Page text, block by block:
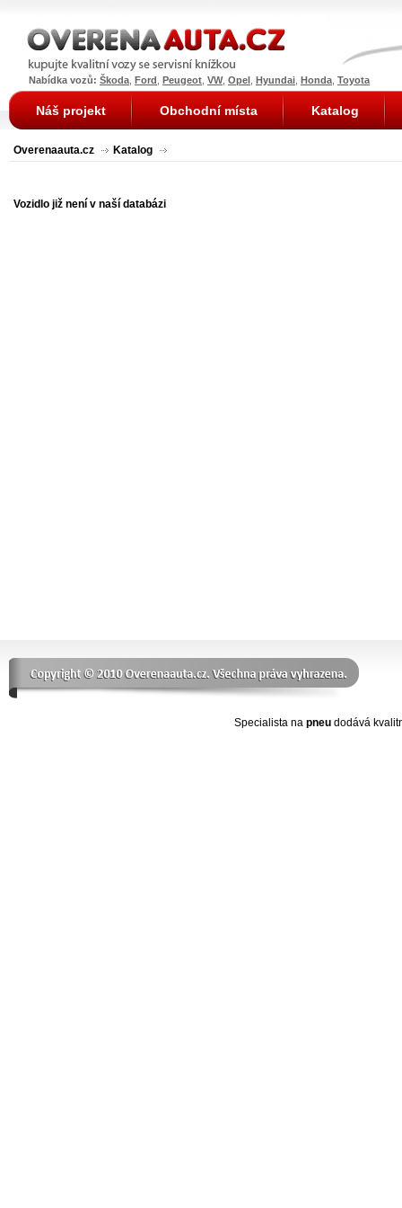
Overenaauta.cz Katalog
Vozidlo již není v naší databázi
Nabídka vozů: Škoda Ford Peugeot VW, Opel Hyundai Honda Toyota
Náš projekt Obchodní místa Katalog
Specialista na pneu dodává